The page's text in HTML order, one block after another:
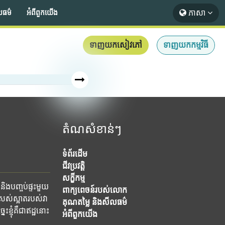
ធម៌ អំពី​ពួក​យើង ភាសា
ទាញយកសៀវភៅ ទាញយកកម្មវិធី
ងបញ្ចប់ផ្ទះមួយ
ស្អាតរបស់វា
ខ្ញុំគឺជាឥដ្ឋនោះ
តំណសំខាន់ៗ
ទំព័រដើម
ជីវប្រវត្តិ
សក្ខីកម្ម
ពាក្យពេចន៍របស់លោក
គុណតម្លៃ និងសីលធម៌
អំពី​ពួក​យើង